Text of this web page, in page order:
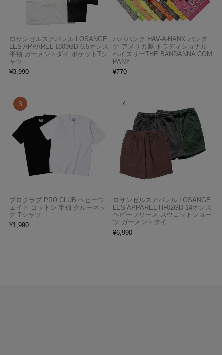
ロサンゼルスアパレル LOSANGE
LES APPAREL 1809GD 6.5オンス
半袖 ガーメントダイ ポケットTシ
ャツ
¥3,990
ハバハンク HAV-A-HANK バンダ
ナ アメリカ製 トラディショナル
ペイズリーTHE BANDANNA COM
PANY
¥770
プロクラブ PRO CLUB ヘビーウ
ェイト コットン 半袖 クルーネッ
ク Tシャツ
¥1,990
ロサンゼルスアパレル LOSANGE
LES APPAREL HF02GD 14オンス
ヘビーフリース スウェットショー
ツ ガーメントダイ
¥6,990